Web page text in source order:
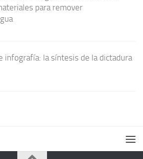
para remover
infografía: la síntesis de la dictadura